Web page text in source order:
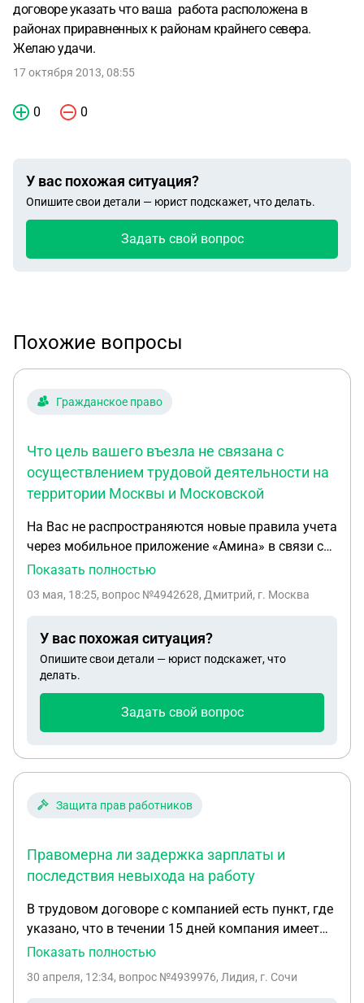
договоре указать что ваша работа расположена в
районах приравненных к районам крайнего севера.
Желаю удачи.
17 октября 2013, 08:55
0 0
У вас похожая ситуация?
Опишите свои детали — юрист подскажет, что делать.
Задать свой вопрос
Похожие вопросы
Гражданское право
Что цель вашего въезла не связана с
осуществлением трудовой деятельности на
территории Москвы и Московской
На Вас не распространяются новые правила учета
через мобильное приложение «Амина» в связи с
тем. что цель вашего въезла не связана с
территории Москвы и Московской области Вам
действующим правилам (ФЗ от 18.07.2006 N° 109-
03 В случае возникновения вопросов обратитесь
в ГБУ «Миграционный центр»... ПОМОГИТЕ
Показать полностью
03 мая, 18:25, вопрос №4942628, Дмитрий, г. Москва
У вас похожая ситуация?
Опишите свои детали — юрист подскажет, что
делать.
Задать свой вопрос
Защита прав работников
Правомерна ли задержка зарплаты и
последствия невыхода на работу
В трудовом договоре с компанией есть пункт, где
указано, что в течении 15 дней компания имеет
право задерживать зарплату, если по истечении
то за это наказание, может ли компания меня
Показать полностью
30 апреля, 12:34, вопрос №4939976, Лидия, г. Сочи